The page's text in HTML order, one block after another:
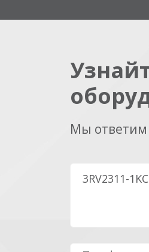
Мы ответим